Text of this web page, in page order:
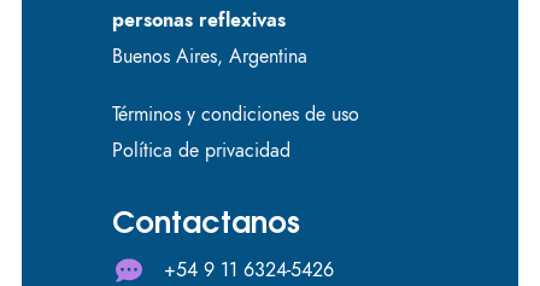
personas reflexivas
Buenos Aires, Argentina
Términos y condiciones de uso
Política de privacidad
Contactanos
+54 9 11 6324-5426